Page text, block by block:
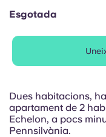
Esgotada
Dues habitacions,
apartament de 2
Echelon, a pocs
Pennsilvània.